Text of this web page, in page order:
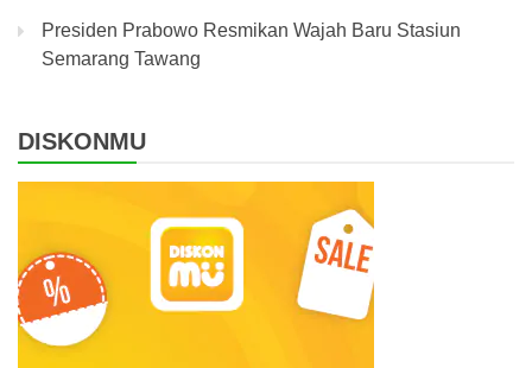
Presiden Prabowo Resmikan Wajah Baru Stasiun
Semarang Tawang
DISKONMU